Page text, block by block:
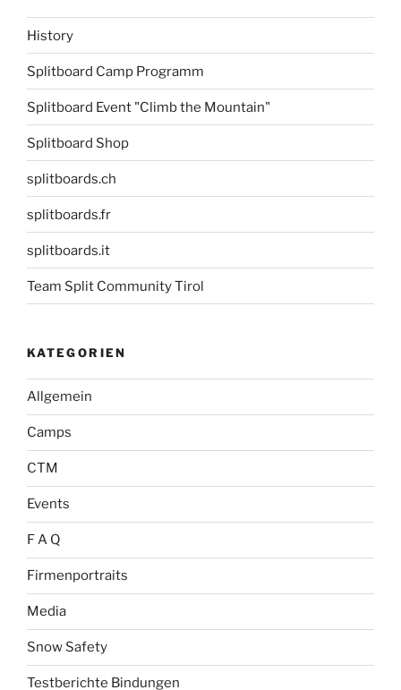
History
Splitboard Camp Programm
Splitboard Event "Climb the Mountain"
Splitboard Shop
splitboards.ch
splitboards.fr
splitboards.it
Team Split Community Tirol
KATEGORIEN
Allgemein
Camps
CTM
Events
F A Q
Firmenportraits
Media
Snow Safety
Testberichte Bindungen